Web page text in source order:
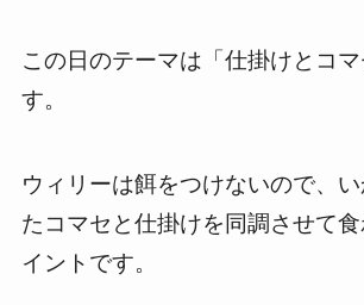
この日のテーマは「仕掛けとコ
す。
ウィリーは餌をつけないので、
たコマセと仕掛けを同調させて
イントです。